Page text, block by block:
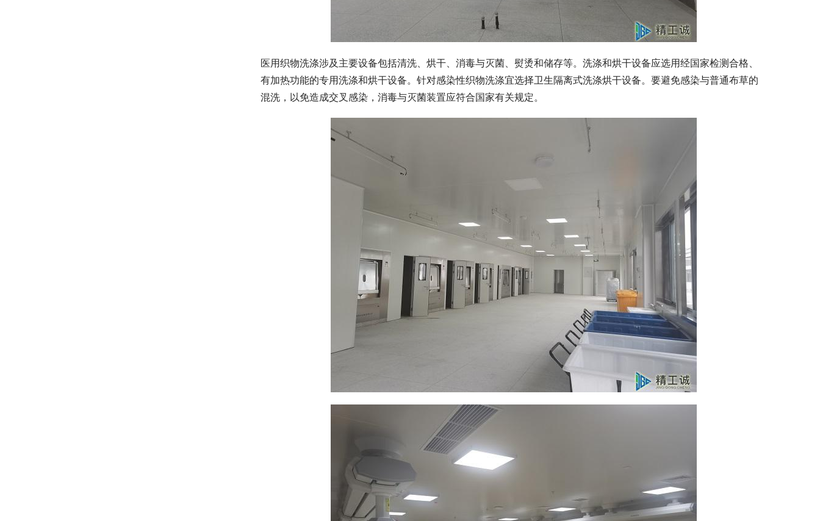
医用织物洗涤涉及主要设备包括清洗、烘干、消毒与灭菌、熨烫和储存等。洗涤和烘干设备应选用经国家检测合格、
有加热功能的专用洗涤和烘干设备。针对感染性织物洗涤宜选择卫生隔离式洗涤烘干设备。要避免感染与普通布草的
混洗，以免造成交叉感染，消毒与灭菌装置应符合国家有关规定。